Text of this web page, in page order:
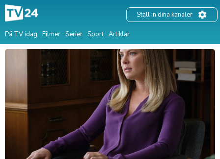
På TV idag Filmer Serier Sport Artiklar
Ställ in dina kanaler